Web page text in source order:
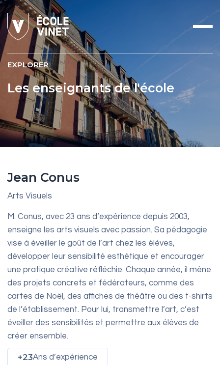
EXPLORER
Les enseignants de l'école
Jean Conus
Arts Visuels
M. Conus, avec 23 ans d’expérience depuis 2003,
enseigne les arts visuels avec passion. Sa pédagogie
vise à éveiller le goût de l’art chez les élèves,
développer leur sensibilité esthétique et encourager
une pratique créative réfléchie. Chaque année, il mène
des projets concrets et fédérateurs, comme des
cartes de Noël, des affiches de théâtre ou des t-shirts
de l’établissement. Pour lui, transmettre l’art, c’est
éveiller des sensibilités et permettre aux élèves de
créer ensemble.
+23Ans d’expérience